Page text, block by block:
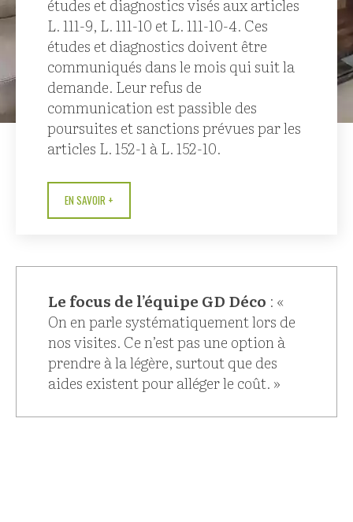
études et diagnostics visés aux articles
L. 111-9, L. 111-10 et L. 111-10-4. Ces
études et diagnostics doivent être
communiqués dans le mois qui suit la
demande. Leur refus de
communication est passible des
poursuites et sanctions prévues par les
articles L. 152-1 à L. 152-10.
EN SAVOIR +
Le focus de l’équipe GD Déco : «
On en parle systématiquement lors de
nos visites. Ce n’est pas une option à
prendre à la légère, surtout que des
aides existent pour alléger le coût. »